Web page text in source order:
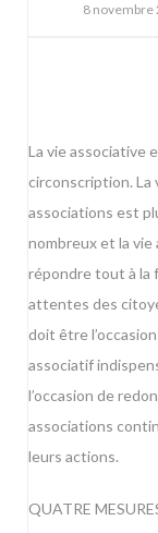
8 novembre
La vie associative
circonscription. La
associations est
nombreux et la vie
répondre tout à la
attentes des
doit être
associatif
l’occasion de
associations
leurs actions.
QUATRE